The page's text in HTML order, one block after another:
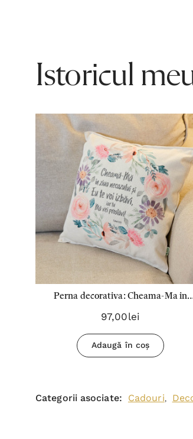
Istoricul
Perna decorativa: Cheama-Ma in
ziua necazului si Eu te voi izbavi iar
97,00lei
Adaugă în coș
Categorii asociate: Cadouri,